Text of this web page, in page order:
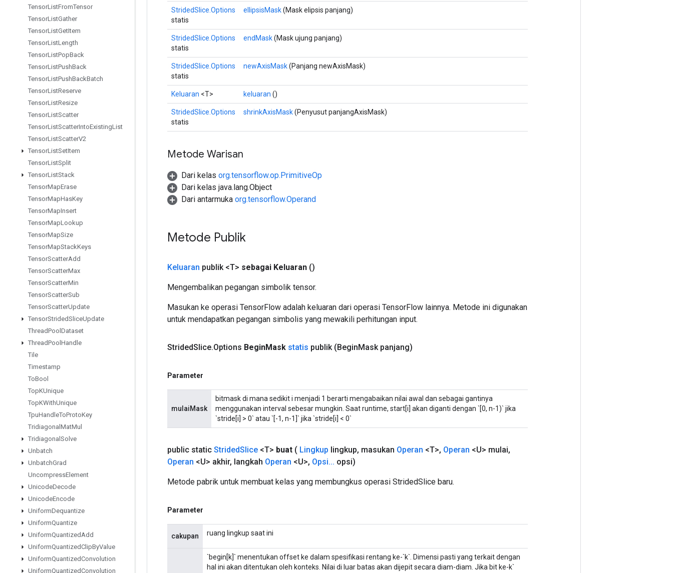
TensorListFromTensor
TensorListGather
TensorListGetItem
TensorListLength
TensorListPopBack
TensorListPushBack
TensorListPushBackBatch
TensorListReserve
TensorListResize
TensorListScatter
TensorListScatterIntoExistingList
TensorListScatterV2
TensorListSetItem
TensorListSplit
TensorListStack
TensorMapErase
TensorMapHasKey
TensorMapInsert
TensorMapLookup
TensorMapSize
TensorMapStackKeys
TensorScatterAdd
TensorScatterMax
TensorScatterMin
TensorScatterSub
TensorScatterUpdate
TensorStridedSliceUpdate
ThreadPool Dataset
ThreadPool Handle
Tile
Timestamp
ToBool
TopKUnique
TopKWithUnique
TpuHandleToProtoKey
Tridiagonal MatMul
Tridiagonal Solve
Unbatch
UnbatchGrad
UncompressElement
UnicodeDecode
UnicodeEncode
UniformDequantize
UniformQuantize
UniformQuantizedAdd
UniformQuantizedClipByValue
UniformQuantizedConvolution
UniformQuantizedConvolution
StridedSlice.Options
statis
ellipsisMask(Mask elipsis panjang)
StridedSlice.Options
statis
endMask(Mask ujung panjang)
StridedSlice.Options
statis
newAxisMask(Panjang newAxisMask)
Keluaran <T> keluaran ()
StridedSlice.Options
statis
shrinkAxisMask(Penyusut panjangAxisMask)
Metode Warisan
Dari kelas org.tensorflow.op.PrimitiveOp
Dari kelas java.lang.Object
Dari antarmuka org.tensorflow.Operand
Metode Publik
Keluaran publik <T> sebagai Keluaran ()
Mengembalikan pegangan simbolik tensor.
Masukan ke operasi TensorFlow adalah keluaran dari operasi TensorFlow lainnya. Metode ini digunakan
untuk mendapatkan pegangan simbolis yang mewakili perhitungan input.
StridedSlice.Options BeginMask statis publik (BeginMask panjang)
Parameter
mulaiMask
bitmask di mana sedikit i menjadi 1 berarti mengabaikan nilai awal dan sebagai gantinya
menggunakan interval sebesar mungkin. Saat runtime, start[i] akan diganti dengan `[0, n-1)` jika
`stride[i] > 0` atau `[-1, n-1]` jika `stride[i] < 0`
public static StridedSlice <T> buat ( Lingkup lingkup, masukan Operan <T>, Operan <U> mulai,
Operan <U> akhir, langkah Operan <U>, Opsi... opsi)
Metode pabrik untuk membuat kelas yang membungkus operasi StridedSlice baru.
Parameter
cakupan ruang lingkup saat ini
`begin[k]` menentukan offset ke dalam spesifikasi rentang ke-`k`. Dimensi pasti yang terkait dengan
hal ini akan ditentukan oleh konteks. Nilai di luar batas akan dijepit secara diam-diam. Jika bit ke-k`